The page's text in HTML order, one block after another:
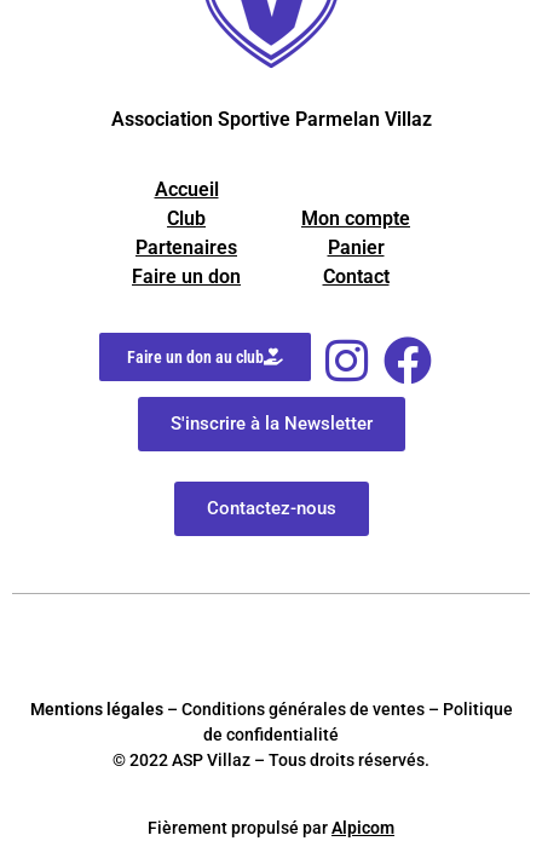
Association Sportive Parmelan Villaz
Accueil
Club
Partenaires
Faire un don
Mon compte
Panier
Contact
Faire un don au club
S'inscrire à la Newsletter
Contactez-nous
Mentions légales– Conditions générales de ventes – Politique
de confidentialité
© 2022 ASP Villaz – Tous droits réservés.
Fièrementpropulsé parAlpicom